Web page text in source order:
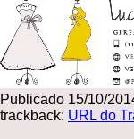
Publicado 15/10/
trackback: URL do